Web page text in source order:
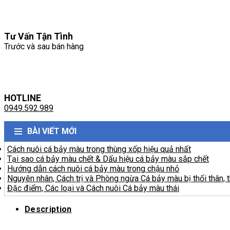
Tư Vấn Tận Tình
Trước và sau bán hàng
HOTLINE
0949.592.989
BÀI VIẾT MỚI
Cách nuôi cá bảy màu trong thùng xốp hiệu quả nhất
Tại sao cá bảy màu chết & Dấu hiệu cá bảy màu sắp chết
Hướng dẫn cách nuôi cá bảy màu trong chậu nhỏ
Nguyên nhân, Cách trị và Phòng ngừa Cá bảy màu bị thối thân,
Đặc điểm, Các loại và Cách nuôi Cá bảy màu thái
Description